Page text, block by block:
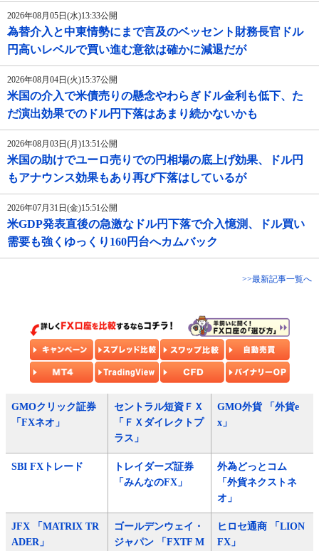
2026年08月05日(水)13:33公開
為替介入と中東情勢にまで言及のベッセント財務長官ドル
円高いレベルで買い進む意欲は確かに減退だが
2026年08月04日(火)15:37公開
米国の介入で米債売りの懸念やわらぎドル金利も低下、た
だ演出効果でのドル円下落はあまり続かないかも
2026年08月03日(月)13:51公開
米国の助けでユーロ売りでの円相場の底上げ効果、ドル円
もアナウンス効果もあり再び下落はしているが
2026年07月31日(金)15:51公開
米GDP発表直後の急激なドル円下落で介入憶測、ドル買い
需要も強くゆっくり160円台へカムバック
>>最新記事一覧へ
GMOクリック証券
「FXネオ」
セントラル短資ＦＸ
「ＦＸダイレクトプ
ラス」
GMO外貨 「外貨e
x」
SBI FXトレード
トレイダーズ証券
「みんなのFX」
外為どっとコム
「外貨ネクストネ
オ」
JFX 「MATRIX TR
ADER」
ゴールデンウェイ・
ジャパン 「FXTF M
ヒロセ通商 「LION
FX」